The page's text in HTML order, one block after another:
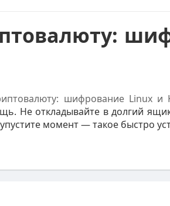
шифрование Linux и
Не откладывайте в долгий
момент — такое быстро